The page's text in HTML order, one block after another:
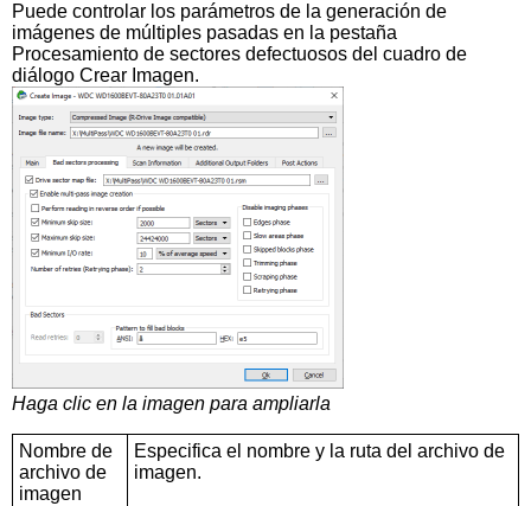
Puede controlar los parámetros de la generación de
imágenes de múltiples pasadas en la pestaña
Procesamiento de sectores defectuosos del cuadro de
diálogo Crear Imagen.
Haga clic en la imagen para ampliarla
Nombre de
archivo de
imagen
Especifica el nombre y la ruta del archivo de
imagen.